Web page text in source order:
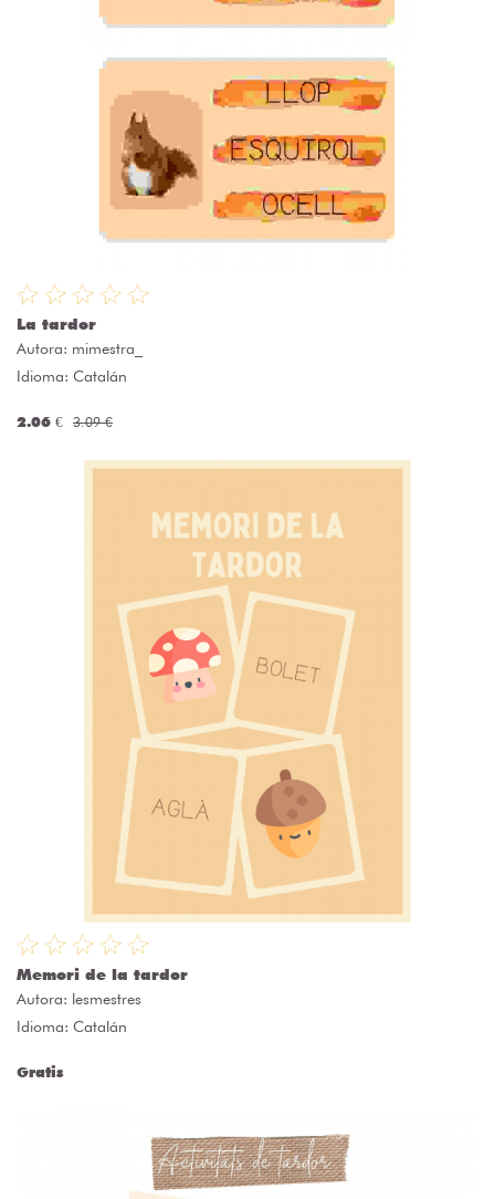
La tardor
Autora: mimestra_
Idioma: Catalán
2.06 € 3.09 €
Memori de la tardor
Autora: lesmestres
Idioma: Catalán
Gratis